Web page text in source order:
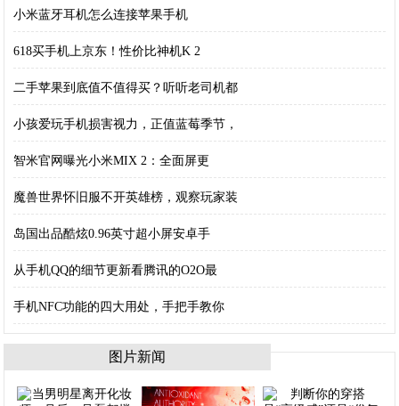
小米蓝牙耳机怎么连接苹果手机
618买手机上京东！性价比神机K 2
二手苹果到底值不值得买？听听老司机都
小孩爱玩手机损害视力，正值蓝莓季节，
智米官网曝光小米MIX 2：全面屏更
魔兽世界怀旧服不开英雄榜，观察玩家装
岛国出品酷炫0.96英寸超小屏安卓手
从手机QQ的细节更新看腾讯的O2O最
手机NFC功能的四大用处，手把手教你
图片新闻